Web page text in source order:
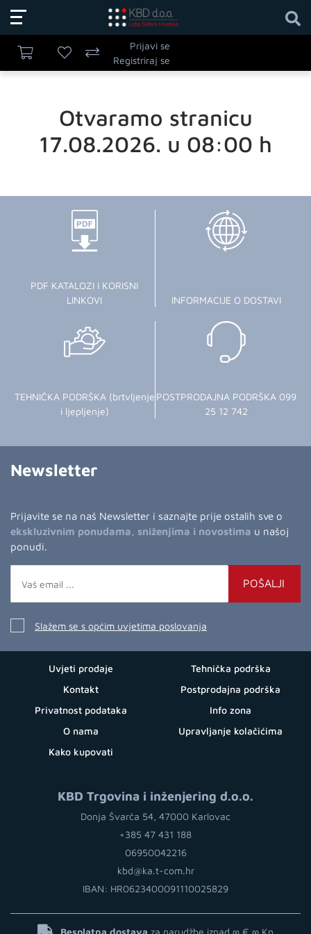
Prijavi se
Registriraj se
Otvaramo stranicu
17.08.2026. u 08:00 h
PDF KATALOZI I KORISNI
LINKOVI
INFORMACIJE O DOSTAVI
TEHNIČKA PODRŠKA (brtvljenje
i ljepljenje)
POSTPRODAJNA PODRŠKA 099
25 12 742
Newsletter
Prijavite se na naš Newsletter i saznajte prije ostalih sve o
ekskluzivnim ponudama, sniženjima i novostima u našoj
ponudi.
POŠALJI
Slažem se s općim uvjetima poslovanja
Uvjeti prodaje
Kontakt
Privatnost podataka
O nama
Kako kupovati
Tehnička podrška
Postprodajna podrška
Info zona
Upravljanje kolačićima
KBD Trgovina i inženjering d.o.o.
Donja Švarča 54, 47000 Karlovac
+385 47 431 188
06950042216
kbd@ka.t-com.hr
IBAN: HR0623400091110025829
Besplatna dostava za narudžbe iznad ∞ € ∞ Kn